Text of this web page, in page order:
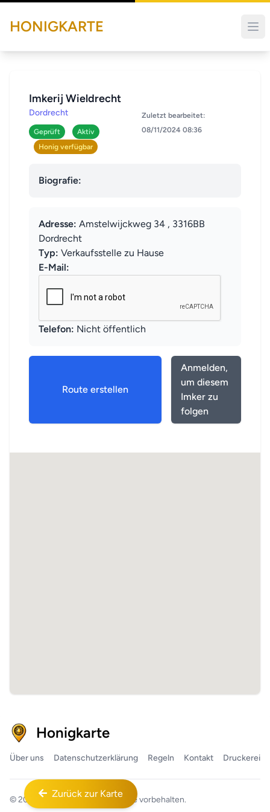
HONIGKARTE
Imkerij Wieldrecht
Dordrecht
Geprüft
Aktiv
Honig verfügbar
Zuletzt bearbeitet:
08/11/2024 08:36
Biografie:
Adresse: Amstelwijckweg 34 , 3316BB
Dordrecht
Typ: Verkaufsstelle zu Hause
E-Mail:
Telefon: Nicht öffentlich
Route erstellen
Anmelden,
um diesem
Imker zu
folgen
Zurück zur Karte
Honigkarte
Über uns Datenschutzerklärung Regeln Kontakt Druckerei
© 2026 Honigkarte™ Alle Rechte vorbehalten.